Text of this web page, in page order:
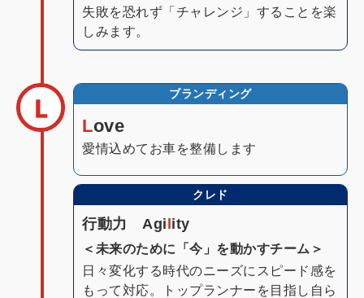
失敗を恐れず「チャレンジ」することを楽
しみます。
ブランディング
Love
愛情込めてお車を整備します
クレド
行動力 Agility
＜未来のために「今」を動かすチーム＞
日々変化する時代のニーズにスピード感を
もって対応。トップランナーを目指し自ら